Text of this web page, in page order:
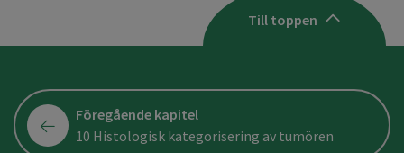
Till toppen
Föregående kapitel
10 Histologisk kategorisering av tumören